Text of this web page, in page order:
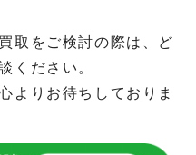
取をご検討の際は、ど
ください。
よりお待ちしておりま